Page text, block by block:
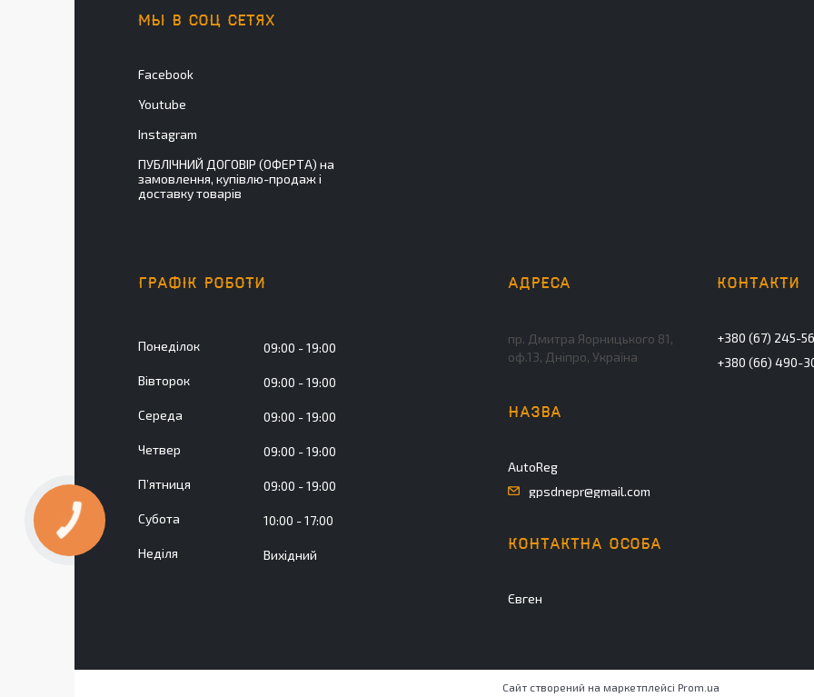
МЫ В СОЦ СЕТЯХ
Facebook
Youtube
Instagram
ПУБЛІЧНИЙ ДОГОВІР (ОФЕРТА) на
замовлення, купівлю-продаж і
доставку товарів
ГРАФІК РОБОТИ
Понеділок 09:00 19:00
Вівторок 09:00 19:00
Середа 09:00 19:00
Четвер 09:00 19:00
Пʼятниця 09:00 19:00
Субота 10:00 17:00
Неділя Вихідний
пр. Дмитра Яорницького 81,
оф.13, Дніпро, Україна
AutoReg
gpsdnepr@gmail.com
Євген
+380 (67) 245-
+380 (66) 490-
Сайт створений на маркетплейсі Prom.ua